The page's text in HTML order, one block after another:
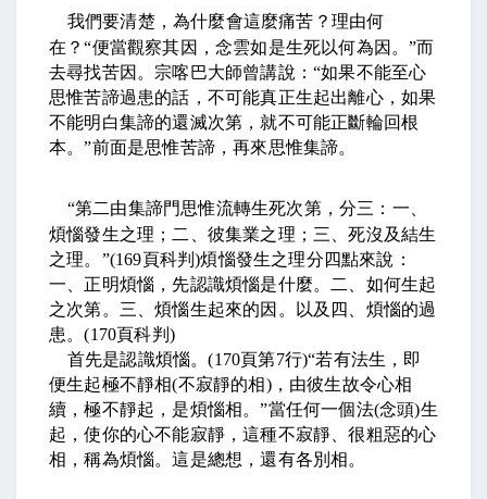
我們要清楚，為什麼會這麼痛苦？理由何
在？“便當觀察其因，念雲如是生死以何為因。”而
去尋找苦因。宗喀巴大師曾講說： “如果不能至心
思惟苦諦過患的話，不可能真正生起出離心，如果
不能明白集諦的還滅次第，就不可能正斷輪回根
本。”前面是思惟苦諦，再來思惟集諦。
“第二由集諦門思惟流轉生死次第，分三：一、
煩惱發生之理；二、彼集業之理；三、死沒及結生
之理。 ”(169頁科判)煩惱發生之理分四點來說：
一、正明煩惱，先認識煩惱是什麼。二、如何生起
之次第。三、煩惱生起來的因。以及四、煩惱的過
患。(170頁科判 )
首先是認識煩惱。(170頁第7行)“若有法生，即
便生起極不靜相(不寂靜的相)，由彼生故令心相
續，極不靜起，是煩惱相。”當任何一個法(念頭)生
起，使你的心不能寂靜，這種不寂靜、很粗惡的心
相，稱為煩惱。這是總想，還有各別相。